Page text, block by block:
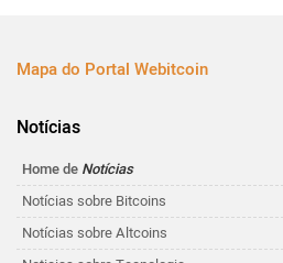
Mapa do Portal Webitcoin
Notícias
Home de Notícias
Notícias sobre Bitcoins
Notícias sobre Altcoins